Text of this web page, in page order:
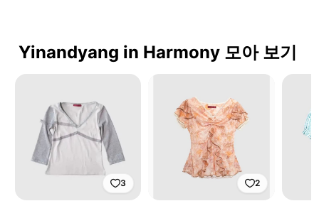
Yinandyang in Harmony 모아 보기
3 2